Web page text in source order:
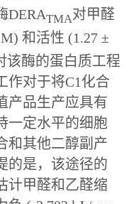
DERATMA对甲醛
和活性 (1.27 ±
该酶的蛋白质工程
作对于将C1化合
产品生产应具有
一定水平的细胞
和其他二醇副产
的是，该途径的
计甲醛和乙醛缩